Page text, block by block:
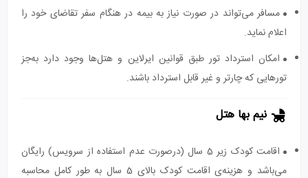
مسافر می‌تواند در صورت نیاز به بیمه در هنگام سفر تقاضای خود را
اعلام نماید.
امکان استرداد تور طبق قوانین ایرلاین و هتل‌ها وجود دارد به‌جز
تورهایی که چارتر و غیر قابل استرداد باشند.
نیم بها هتل
اقامت کودک زیر 5 سال (درصورت عدم استفاده از سرویس) رایگان
می‌باشد و هزینه‌ی اقامت کودک بالای 5 سال به طور کامل محاسبه